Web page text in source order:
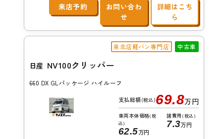
来店予約
お問い合わ
せ
詳細はこち
ら
泉北店軽バン専門店 中古車
日産 NV100クリッパー
660 DX GLパッケージ ハイルーフ
支払総額(税込)69.8万円
車両本体価格(税
込)
62.5万円
諸費用 (税込)
7.3万円